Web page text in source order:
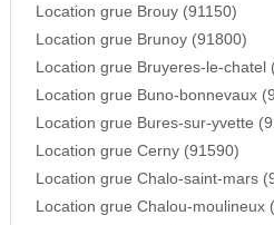
Location grue Brouy (91150)
Location grue Brunoy (91800)
Location grue Bruyeres-le-chatel
Location grue Buno-bonnevaux
Location grue Bures-sur-yvette
Location grue Cerny (91590)
Location grue Chalo-saint-mars
Location grue Chalou-moulineux